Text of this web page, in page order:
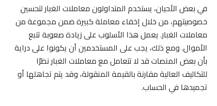
في بعض الأحيان، يستخدم المتداولون معاملات الغبار لتحسين
خصوصيتهم، من خلال إخفاء معاملة كبيرة ضمن مجموعة من
معاملات الغبار. يعمل هذا الأسلوب على زيادة صعوبة تتبع
الأموال. ومع ذلك، يجب على المستخدمين أن يكونوا على دراية
بأن بعض المنصات قد لا تتعامل مع معاملات الغبار نظرًا
للتكاليف العالية مقارنة بالقيمة المنقولة، وقد يتم تجاهلها أو
تجميدها في الحساب.